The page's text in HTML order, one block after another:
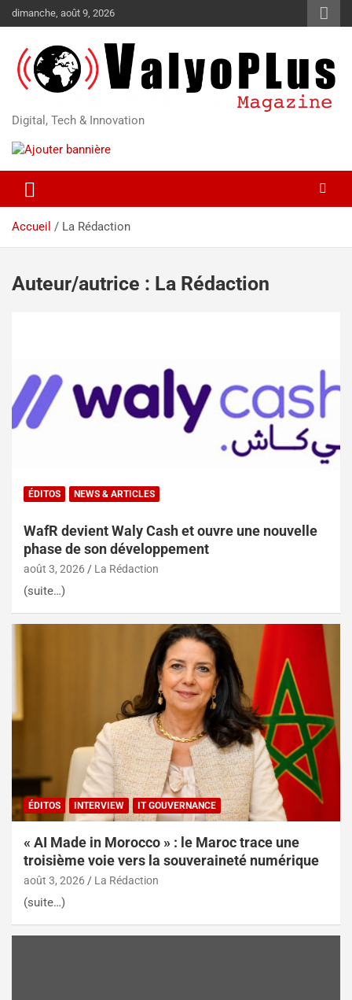
dimanche, août 9, 2026
Digital, Tech & Innovation
Accueil La Rédaction
Auteur/autrice : La Rédaction
ÉDITOS NEWS & ARTICLES
WafR devient Waly Cash et ouvre une nouvelle
phase de son développement
août 3, 2026 La Rédaction
(suite…)
ÉDITOS INTERVIEW IT GOUVERNANCE
« AI Made in Morocco » : le Maroc trace une
troisième voie vers la souveraineté numérique
août 3, 2026 La Rédaction
(suite…)